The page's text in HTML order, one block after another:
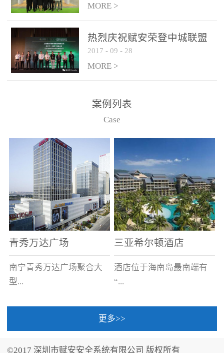
成示意图： 图像型火灾
和监控端两大部分组成。
两者之间通过以太网相
联，一台监控主机最多可
从监控主机上获取，最多
只能接6台，超过的需从现
MORE >
热烈庆祝赋安荣登中城联盟
联合采购战略合作平台
2017 - 09 - 28
MORE >
案例列表
Case
青秀万达广场
南宁青秀万达广场聚合大
型...
三亚希尔顿酒店
酒店位于海南岛最南端有
“...
中国的海岛天堂”之美称的
更多>>
©2017 深圳市赋安安全系统有限公司 版权所有